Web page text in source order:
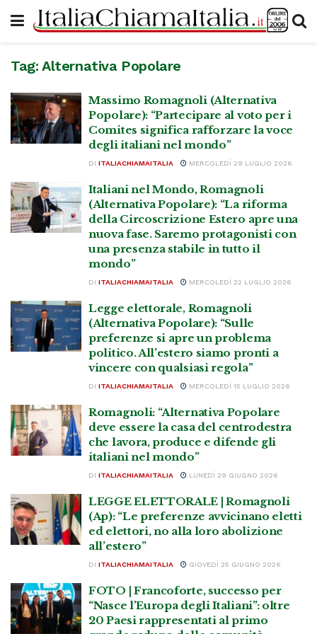
Tag: Alternativa Popolare
Massimo Romagnoli (Alternativa
Popolare): “Partecipare al voto per i
Comites significa rafforzare la voce
degli italiani nel mondo”
DI ITALIACHIAMAITALIA MERCOLEDÌ 29 LUGLIO 2026
Italiani nel Mondo, Romagnoli
(Alternativa Popolare): “La riforma
della Circoscrizione Estero apre una
nuova fase. Saremo protagonisti con
una presenza stabile in tutto il
mondo”
DI ITALIACHIAMAITALIA MERCOLEDÌ 22 LUGLIO 2026
Legge elettorale, Romagnoli
(Alternativa Popolare): “Sulle
preferenze si apre un problema
politico. All’estero siamo pronti a
vincere con qualsiasi regola”
DI ITALIACHIAMAITALIA MERCOLEDÌ 15 LUGLIO 2026
Romagnoli: “Alternativa Popolare
deve essere la casa del centrodestra
che lavora, produce e difende gli
italiani nel mondo”
DI ITALIACHIAMAITALIA LUNEDÌ 29 GIUGNO 2026
LEGGE ELETTORALE | Romagnoli
(Ap): “Le preferenze avvicinano eletti
ed elettori, no alla loro abolizione
all’estero”
DI ITALIACHIAMAITALIA GIOVEDÌ 25 GIUGNO 2026
FOTO | Francoforte, successo per
“Nasce l’Europa degli Italiani”: oltre
20 Paesi rappresentati al primo